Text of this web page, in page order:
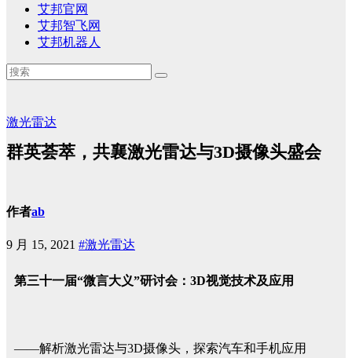
艾邦官网
艾邦智飞网
艾邦机器人
激光雷达
群英荟萃，共襄激光雷达与3D摄像头盛会
作者ab
9 月 15, 2021 #激光雷达
第三十一届“微言大义”研讨会：3D视觉技术及应用
——解析激光雷达与3D摄像头，探索汽车和手机应用